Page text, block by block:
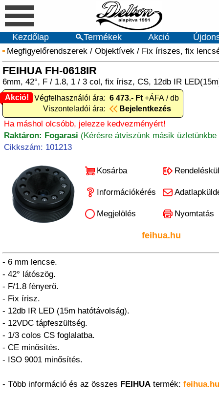
Kezdőlap Termékek Akció
Megfigyelőrendszerek / Objektívek / Fix íriszes, fix
FEIHUA FH-0618IR
6mm, 42°, F / 1.8, 1 / 3 col, fix írisz, CS, 12db IR
Akció!
Akció! Végfelhasználói ára: 6 473.- Ft +ÁFA / db
Viszonteladói ára:
Bejelentkezés
Ha máshol olcsóbb, jelezze kedvezményért!
Raktáron: Fogarasi (Kérésre átviszünk másik üzletünkbe
Cikkszám: 101213
Kosárba
Információkérés
Megjelölés Nyomtatás
feihua.hu
- 6 mm lencse.
- 42° látószög.
- F/1.8 fényerő.
- Fix írisz.
- 12db IR LED (15m hatótávolság).
- 12VDC tápfeszültség.
- 1/3 colos CS foglalatba.
- CE minősítés.
- ISO 9001 minősítés.
- Több információ és az összes FEIHUA termék: feihua.hu